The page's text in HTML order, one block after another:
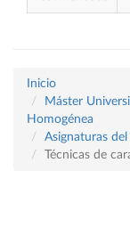
Inicio
Máster
Homogénea
Asignaturas
Técnicas de